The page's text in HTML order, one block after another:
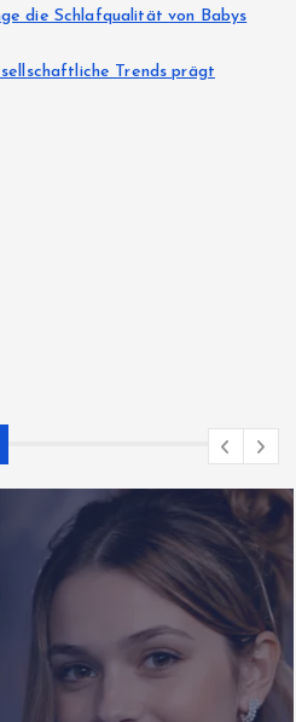
die Schlafqualität von Babys
Trends prägt